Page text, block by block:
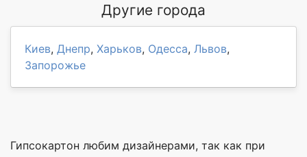
Другие города
Киев, Днепр, Харьков, Одесса, Львов,
Запорожье
Гипсокартон любим дизайнерами, так как при